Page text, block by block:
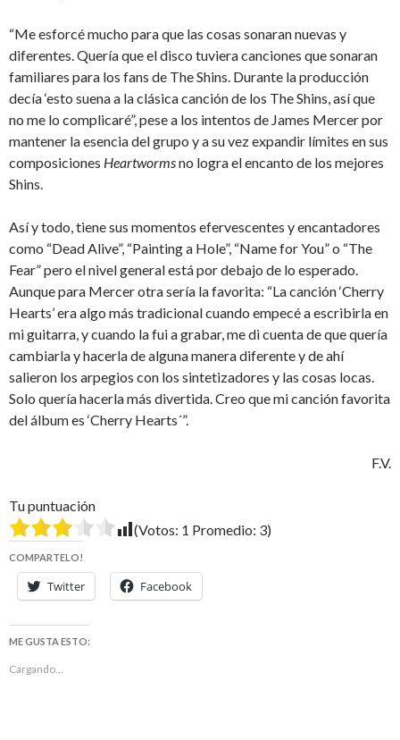
“Me esforcé mucho para que las cosas sonaran nuevas y
diferentes. Quería que el disco tuviera canciones que sonaran
familiares para los fans de The Shins. Durante la producción
decía ‘esto suena a la clásica canción de los The Shins, así que
no me lo complicaré”, pese a los intentos de James Mercer por
mantener la esencia del grupo y a su vez expandir límites en sus
composiciones Heartwormsno logra el encanto de los mejores
Shins.
Así y todo, tiene sus momentos efervescentes y encantadores
como “Dead Alive”, “Painting a Hole”, “Name for You” o “The
Fear” pero el nivel general está por debajo de lo esperado.
Aunque para Mercer otra sería la favorita: “La canción ‘Cherry
Hearts’ era algo más tradicional cuando empecé a escribirla en
mi guitarra, y cuando la fui a grabar, me di cuenta de que quería
cambiarla y hacerla de alguna manera diferente y de ahí
salieron los arpegios con los sintetizadores y las cosas locas.
Solo quería hacerla más divertida. Creo que mi canción favorita
del álbum es ‘Cherry Hearts´”.
F.V.
Tu puntuación
(Votos: 1 Promedio: 3)
COMPARTELO!
Twitter Facebook
ME GUSTA ESTO:
Cargando...